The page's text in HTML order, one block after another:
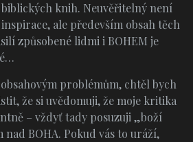
knih. Neuvěřitelný není
ale především obsah těch
způsobené lidmi i BOHEM je
problémům, chtěl bych
že si uvědomuji, že moje kritika
– vždyť tady posuzuji „boží
nad BOHA. Pokud vás to uráží,